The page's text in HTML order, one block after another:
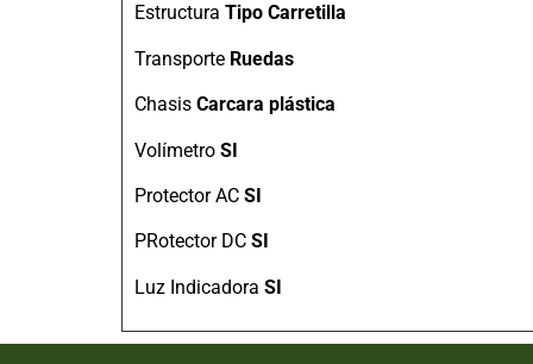
Estructura Tipo Carretilla
Transporte Ruedas
Chasis Carcara plástica
Volímetro SI
Protector AC SI
PRotector DC SI
Luz Indicadora SI